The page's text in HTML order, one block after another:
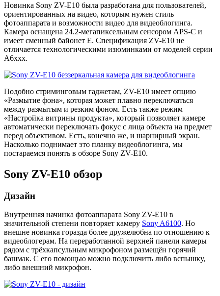
Новинка Sony ZV-E10 была разработана для пользователей,
ориентированных на видео, которым нужен стиль
фотоаппарата и возможности видео для видеоблогинга.
Камера оснащена 24.2-мегапиксельным сенсором APS-C и
имеет сменный байонет E. Спецификация ZV-E10 не
отличается технологическими изюминками от моделей серии
A6xxx.
Подобно стриминговым гаджетам, ZV-E10 имеет опцию
«Размытие фона», которая может плавно переключаться
между размытым и резким фоном. Есть также режим
«Настройка витрины продукта», который позволяет камере
автоматически переключать фокус с лица объекта на предмет
перед объективом. Есть, конечно же, и шарнирный экран.
Насколько поднимает это планку видеоблогинга, мы
постараемся понять в обзоре Sony ZV-E10.
Sony ZV-E10 обзор
Дизайн
Внутренняя начинка фотоаппарата Sony ZV-E10 в
значительной степени повторяет камеру Sony A6100. Но
внешне новинка горазда более дружелюбна по отношению к
видеоблогерам. На переработанной верхней панели камеры
рядом с трёхкапсульным микрофоном размещён горячий
башмак. С его помощью можно подключить либо вспышку,
либо внешний микрофон.